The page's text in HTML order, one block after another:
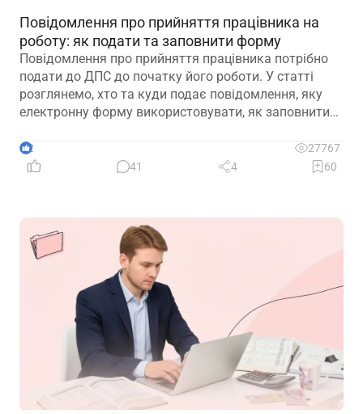
Повідомлення про прийняття працівника на
роботу: як подати та заповнити форму
Повідомлення про прийняття працівника потрібно
подати до ДПС до початку його роботи. У статті
розглянемо, хто та куди подає повідомлення, яку
електронну форму використовувати, як заповнити
несвоєчасного подання
2
27767
41
4 60